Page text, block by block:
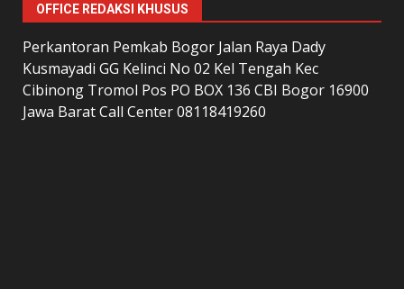
OFFICE REDAKSI KHUSUS
Perkantoran Pemkab Bogor Jalan Raya Dady
Kusmayadi GG Kelinci No 02 Kel Tengah Kec
Cibinong Tromol Pos PO BOX 136 CBI Bogor 16900
Jawa Barat Call Center 08118419260